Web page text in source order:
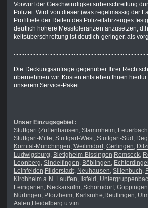
Vorwurf der Geschwindigkeitsüberschreitung
Polizei. Wird von dieser (was regelmässig der
Profiltiefe der Reifen des Polizeifahrzeuges
deutlich höhere Messtoleranzen anzusetzen,
keitsüberschreitung ist deutlich geringer, als
Die Deckungsanfrage gegenüber Ihrer
übernehmen wir. Kosten entstehen Ihnen
unserem Service-Paket.
Unser Einzugsgebiet:
Stuttgart(Zuffenhausen, Stammheim, Feuerbach
Stuttgart-Mitte, Stuttgart-West, Stuttgart-Süd ,
Korntal-Münchingen, Weilimdorf, Gerlingen,
Ludwigsburg, Bietigheim-Bissingen,Remseck,
Leonberg, Sindelfingen, Böblingen,
Leinfelden,Filderstadt, Neuhausen, Sillenbuch,
Kirchheim a.N. Lauffen, Ilsfeld,
Leingarten, Neckarsulm, Schorndorf,
Nürtingen, Pforzheim, Karlsruhe,Reutlingen,
Aalen,Heidelberg u.v.m.